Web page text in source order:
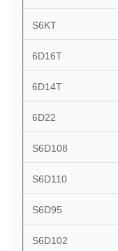
S6KT
6D16T
6D14T
6D22
S6D108
S6D110
S6D95
S6D102